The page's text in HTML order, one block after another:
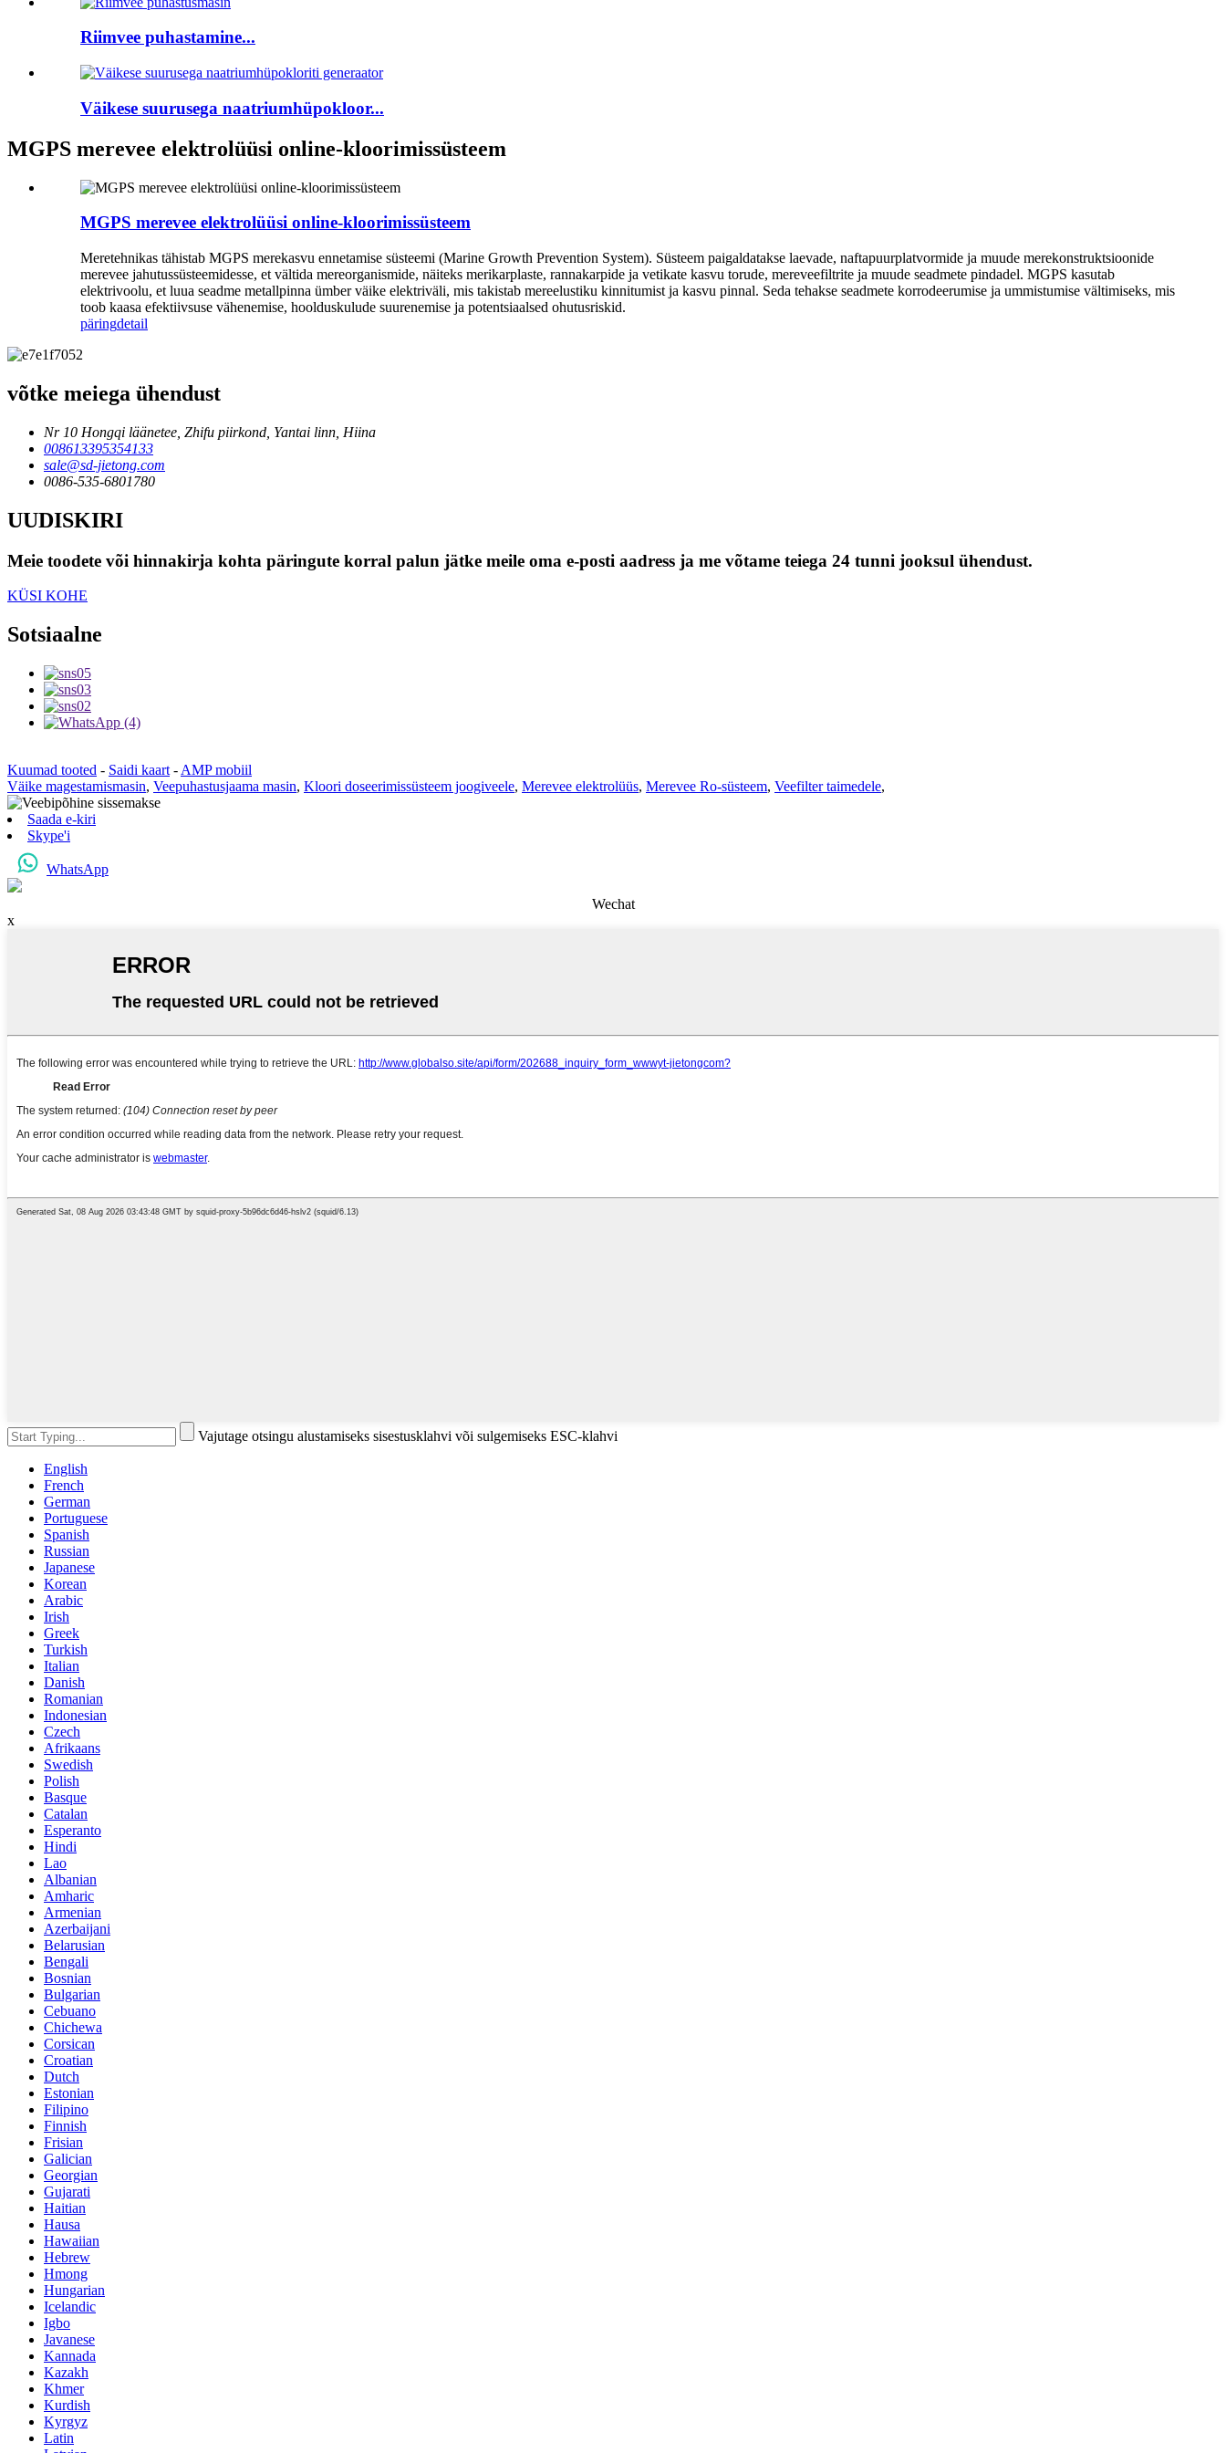
Riimvee puhastamine...
Väikese suurusega naatriumhüpokloor...
MGPS merevee elektrolüüsi online-kloorimissüsteem
MGPS merevee elektrolüüsi online-kloorimissüsteem
Meretehnikas tähistab MGPS merekasvu ennetamise süsteemi (Marine Growth Prevention System). Süsteem paigaldatakse laevade, naftapuurplatvormide ja muude merekonstruktsioonide
merevee jahutussüsteemidesse, et vältida mereorganismide, näiteks merikarplaste, rannakarpide ja vetikate kasvu torude, mereveefiltrite ja muude seadmete pindadel. MGPS kasutab
elektrivoolu, et luua seadme metallpinna ümber väike elektriväli, mis takistab mereelustiku kinnitumist ja kasvu pinnal. Seda tehakse seadmete korrodeerumise ja ummistumise vältimiseks, mis
toob kaasa efektiivsuse vähenemise, hoolduskulude suurenemise ja potentsiaalsed ohutusriskid.
päringdetail
võtke meiega ühendust
Nr 10 Hongqi läänetee, Zhifu piirkond, Yantai linn, Hiina
008613395354133
sale@sd-jietong.com
0086-535-6801780
UUDISKIRI
Meie toodete või hinnakirja kohta päringute korral palun jätke meile oma e-posti aadress ja me võtame teiega 24 tunni jooksul ühendust.
KÜSI KOHE
Sotsiaalne
Kuumad tooted - Saidi kaart - AMP mobiil
Väike magestamismasin, Veepuhastusjaama masin, Kloori doseerimissüsteem joogiveele, Merevee elektrolüüs, Merevee Ro-süsteem, Veefilter taimedele,
Saada e-kiri
Skype'i
WhatsApp
Wechat
x
Vajutage otsingu alustamiseks sisestusklahvi või sulgemiseks ESC-klahvi
English
French
German
Portuguese
Spanish
Russian
Japanese
Korean
Arabic
Irish
Greek
Turkish
Italian
Danish
Romanian
Indonesian
Czech
Afrikaans
Swedish
Polish
Basque
Catalan
Esperanto
Hindi
Lao
Albanian
Amharic
Armenian
Azerbaijani
Belarusian
Bengali
Bosnian
Bulgarian
Cebuano
Chichewa
Corsican
Croatian
Dutch
Estonian
Filipino
Finnish
Frisian
Galician
Georgian
Gujarati
Haitian
Hausa
Hawaiian
Hebrew
Hmong
Hungarian
Icelandic
Igbo
Javanese
Kannada
Kazakh
Khmer
Kurdish
Kyrgyz
Latin